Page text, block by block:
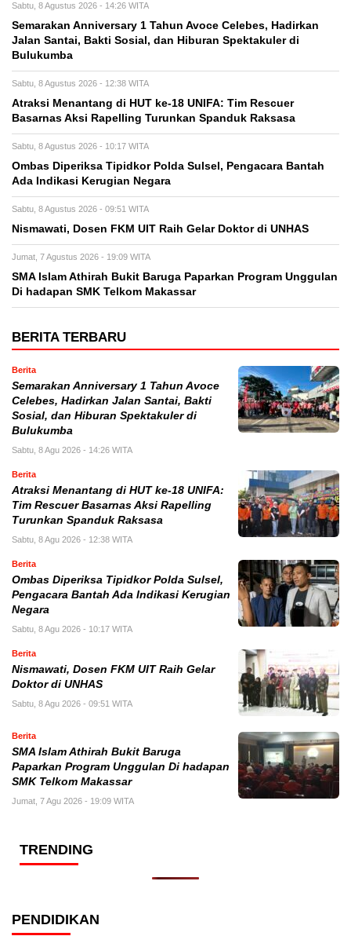
Sabtu, 8 Agustus 2026 - 14:26 WITA
Semarakan Anniversary 1 Tahun Avoce Celebes, Hadirkan
Jalan Santai, Bakti Sosial, dan Hiburan Spektakuler di
Bulukumba
Sabtu, 8 Agustus 2026 - 12:38 WITA
Atraksi Menantang di HUT ke-18 UNIFA: Tim Rescuer
Basarnas Aksi Rapelling Turunkan Spanduk Raksasa
Sabtu, 8 Agustus 2026 - 10:17 WITA
Ombas Diperiksa Tipidkor Polda Sulsel, Pengacara Bantah
Ada Indikasi Kerugian Negara
Sabtu, 8 Agustus 2026 - 09:51 WITA
Nismawati, Dosen FKM UIT Raih Gelar Doktor di UNHAS
Jumat, 7 Agustus 2026 - 19:09 WITA
SMA Islam Athirah Bukit Baruga Paparkan Program Unggulan
Di hadapan SMK Telkom Makassar
BERITA TERBARU
Berita
Semarakan Anniversary 1 Tahun Avoce
Celebes, Hadirkan Jalan Santai, Bakti
Sosial, dan Hiburan Spektakuler di
Bulukumba
Sabtu, 8 Agu 2026 - 14:26 WITA
Berita
Atraksi Menantang di HUT ke-18 UNIFA:
Tim Rescuer Basarnas Aksi Rapelling
Turunkan Spanduk Raksasa
Sabtu, 8 Agu 2026 - 12:38 WITA
Berita
Ombas Diperiksa Tipidkor Polda Sulsel,
Pengacara Bantah Ada Indikasi Kerugian
Negara
Sabtu, 8 Agu 2026 - 10:17 WITA
Berita
Nismawati, Dosen FKM UIT Raih Gelar
Doktor di UNHAS
Sabtu, 8 Agu 2026 - 09:51 WITA
Berita
SMA Islam Athirah Bukit Baruga
Paparkan Program Unggulan Di hadapan
SMK Telkom Makassar
Jumat, 7 Agu 2026 - 19:09 WITA
TRENDING
PENDIDIKAN